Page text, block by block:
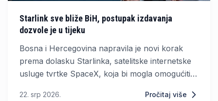
Starlink sve bliže BiH, postupak izdavanja
dozvole je u tijeku
Bosna i Hercegovina napravila je novi korak
prema dolasku Starlinka, satelitske internetske
usluge tvrtke SpaceX, koja bi mogla omogućiti
22. srp 2026. Pročitaj više